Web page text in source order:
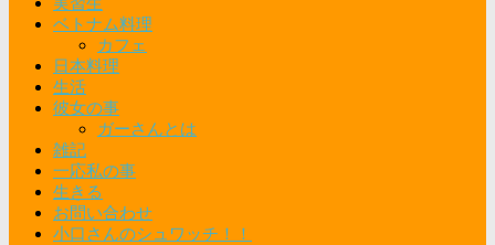
ベトナム料理
カフェ
日本料理
生活
彼女の事
ガーさんとは
雑記
一応私の事
生きる
お問い合わせ
小口さんのシュワッチ！！